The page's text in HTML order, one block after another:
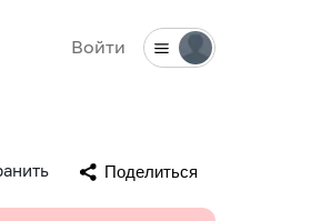
Войти
Поделиться